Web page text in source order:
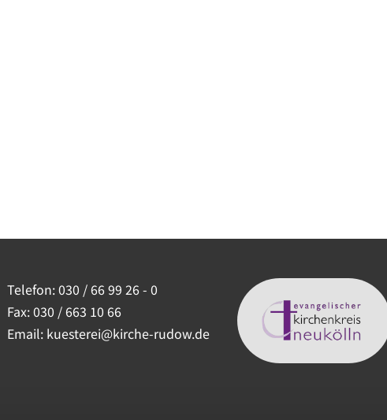
Telefon:030 / 66 99 26 - 0
Fax: 030 / 663 10 66
Email: kuesterei@kirche-rudow.de